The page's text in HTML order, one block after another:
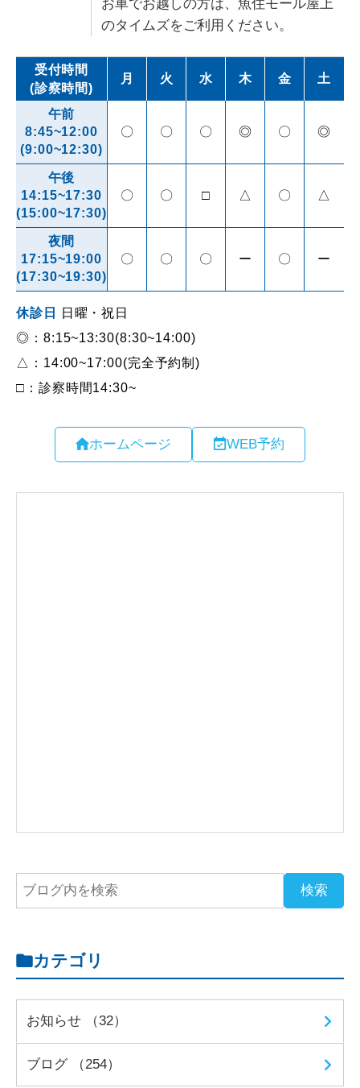
お車でお越しの方は、魚住モール屋上
のタイムズをご利用ください。
ホームページ WEB予約
カテゴリ
お知らせ （32）
ブログ （254）